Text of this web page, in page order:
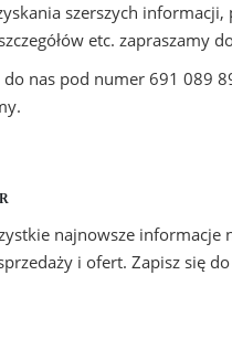
szerszych informacji,
etc. zapraszamy
do nas pod numer 691 089
najnowsze informacje
i ofert. Zapisz się